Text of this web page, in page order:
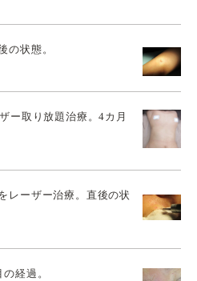
の状態。
ー取り放題治療。4カ月
レーザー治療。直後の状
経過。